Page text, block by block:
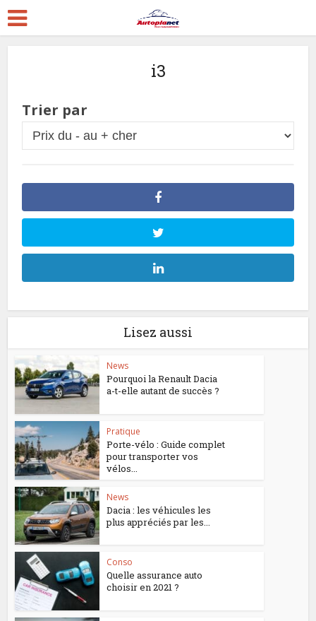
i3
Trier par
Lisez aussi
News
Pourquoi la Renault Dacia
a-t-elle autant de succès ?
Pratique
Porte-vélo : Guide complet
pour transporter vos
vélos...
News
Dacia : les véhicules les
plus appréciés par les...
Conso
Quelle assurance auto
choisir en 2021 ?